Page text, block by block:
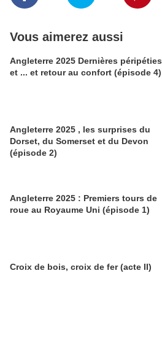
Vous aimerez aussi
Angleterre 2025 Dernières péripéties
et ... et retour au confort (épisode 4)
Angleterre 2025 , les surprises du
Dorset, du Somerset et du Devon
(épisode 2)
Angleterre 2025 : Premiers tours de
roue au Royaume Uni (épisode 1)
Croix de bois, croix de fer (acte II)